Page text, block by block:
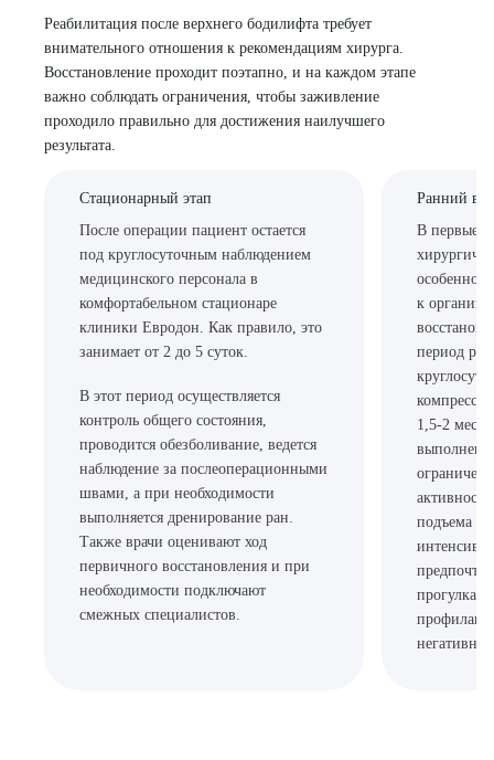
Реабилитация после верхнего бодилифта требует
внимательного отношения к рекомендациям хирурга.
Восстановление проходит поэтапно, и на каждом этапе
важно соблюдать ограничения, чтобы заживление
проходило правильно для достижения наилучшего
результата.
Стационарный этап
После операции пациент остается
под круглосуточным наблюдением
медицинского персонала в
комфортабельном стационаре
клиники Евродон. Как правило, это
занимает от 2 до 5 суток.
В этот период осуществляется
контроль общего состояния,
проводится обезболивание, ведется
наблюдение за послеоперационными
швами, а при необходимости
выполняется дренирование ран.
Также врачи оценивают ход
первичного восстановления и при
необходимости подключают
смежных специалистов.
Ранний
В первые
особенно
к
период
1,5-2
подъема